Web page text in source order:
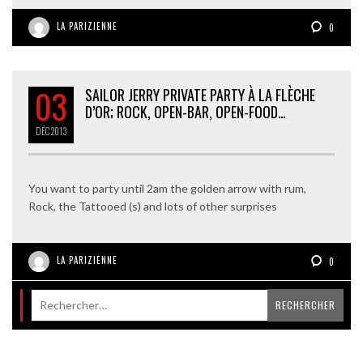
LA PARIZIENNE 0
03
DÉC2013
SAILOR JERRY PRIVATE PARTY À LA FLÈCHE
D’OR; ROCK, OPEN-BAR, OPEN-FOOD…
You want to party until 2am the golden arrow with rum,
Rock, the Tattooed (s) and lots of other surprises
LA PARIZIENNE 0